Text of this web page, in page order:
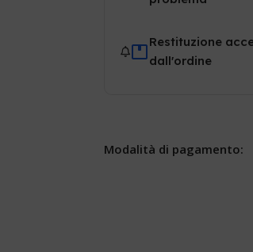
Restituzione
dall'ordine
Modalità di pagamento: